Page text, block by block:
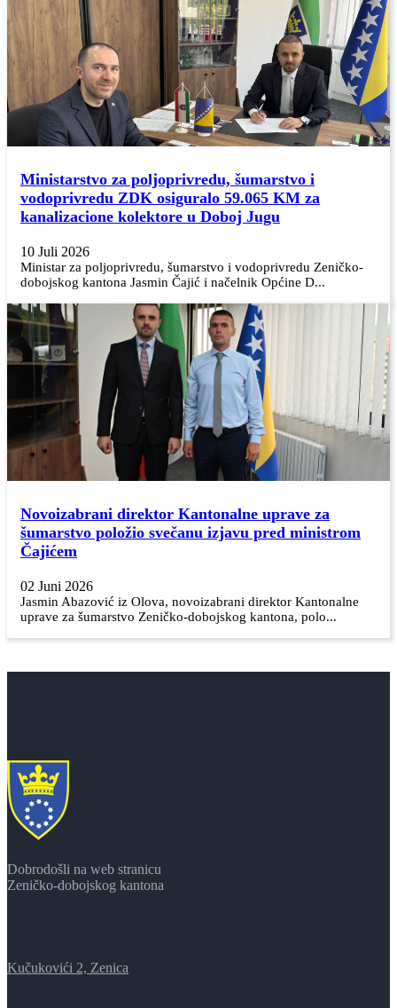
Ministarstvo za poljoprivredu, šumarstvo i
vodoprivredu ZDK osiguralo 59.065 KM za
kanalizacione kolektore u Doboj Jugu
10 Juli 2026
Ministar za poljoprivredu, šumarstvo i vodoprivredu Zeničko-
dobojskog kantona Jasmin Čajić i načelnik Općine D...
Novoizabrani direktor Kantonalne uprave za
šumarstvo položio svečanu izjavu pred ministrom
Čajićem
02 Juni 2026
Jasmin Abazović iz Olova, novoizabrani direktor Kantonalne
uprave za šumarstvo Zeničko-dobojskog kantona, polo...
Dobrodošli na web stranicu
Zeničko-dobojskog kantona
Kučukovići 2, Zenica